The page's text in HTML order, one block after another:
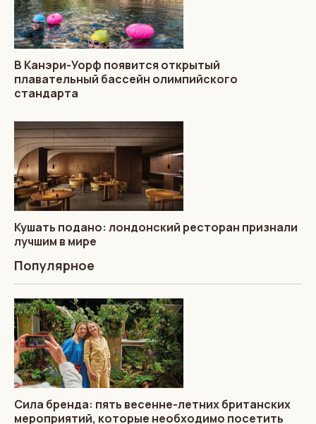
В Канэри-Уорф появится открытый
плавательный бассейн олимпийского
стандарта
Кушать подано: лондонский ресторан признали
лучшим в мире
Популярное
Сила бренда: пять весенне-летних британских
мероприятий, которые необходимо посетить